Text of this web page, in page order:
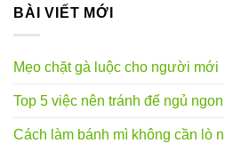
BÀI VIẾT MỚI
Mẹo chặt gà luộc cho người mới
Top 5 việc nên tránh để ngủ
Cách làm bánh mì không cần lò